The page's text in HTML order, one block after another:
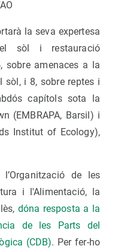
la seva expertesa
sòl i restauració
sobre amenaces a la
i 8, sobre reptes i
capítols sota la
(EMBRAPA, Barsil) i
Institut of Ecology),
de les
i l'Alimentació, la
dóna resposta a la
de les Parts del
(CDB). Per fer-ho